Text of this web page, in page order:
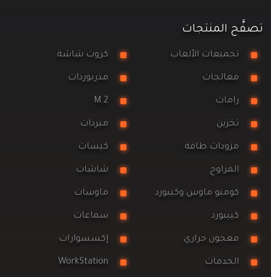
تصفَّح المنتجات
تجميعات الألعاب كروت شاشة
معالجات مذربوردات
رامات M.2
تخزين مبردات
مزودات طاقة كيسات
المراوح شاشات
كومبو ماوس وكيبورد ماوسات
كييبورد سماعات
معجون حراري إكسسوارات
الخدمات WorkStation